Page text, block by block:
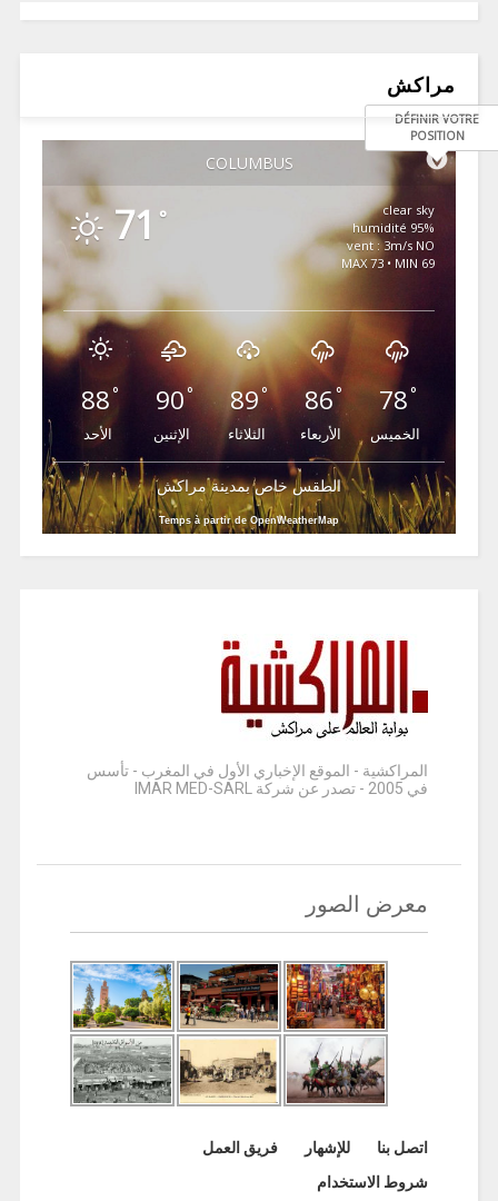
مراكش
COLUMBUS
DÉFINIR VOTRE
POSITION
71 °
clear sky
95% humidité
vent : 3m/s NO
MAX 73 • MIN 69
88°
الأحد
90°
الإثنين
89°
الثلاثاء
86°
الأربعاء
78°
الخميس
الطقس خاص بمدينة مراكش
Temps à partir de OpenWeatherMap
المراكشية - الموقع الإخباري الأول في المغرب - تأسس
في 2005 - تصدر عن شركة IMAR MED-SARL
معرض الصور
اتصل بنا للإشهار
فريق العمل
شروط الاستخدام